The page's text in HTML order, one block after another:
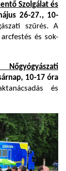
Szolgálat és
26-27., 10-
szűrés. A
és sok-
10-17 óra
és